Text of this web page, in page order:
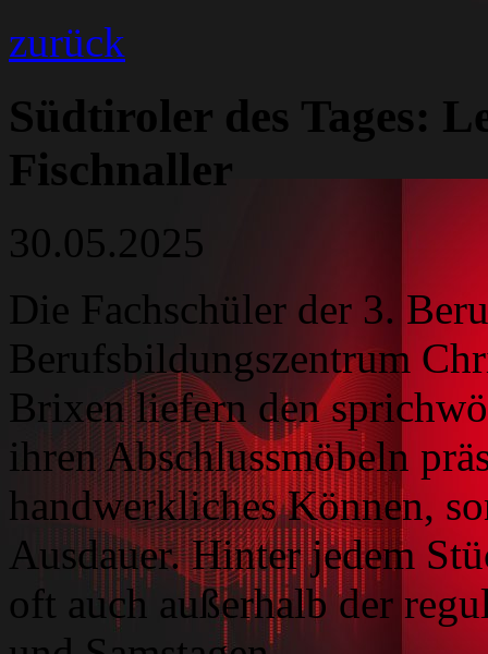
zurück
Südtiroler des Tages:
Fischnaller
30.05.2025
Die Fachschüler der 3.
Berufsbildungszentrum
Brixen liefern den
ihren Abschlussmöbeln
handwerkliches Können,
Ausdauer. Hinter jedem
oft auch außerhalb der